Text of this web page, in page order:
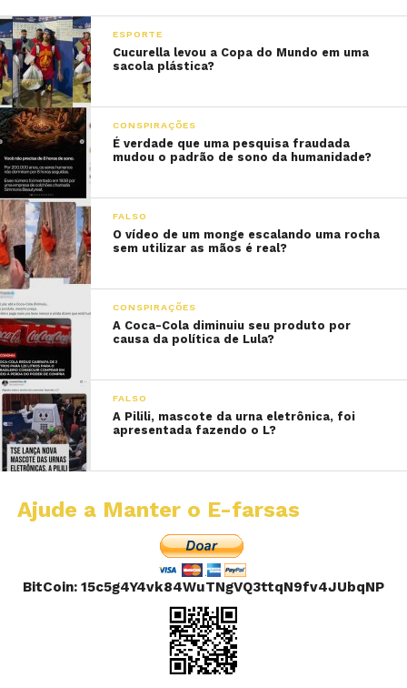
ESPORTE
Cucurella levou a Copa do Mundo em uma
sacola plástica?
CONSPIRAÇÕES
É verdade que uma pesquisa fraudada
mudou o padrão de sono da humanidade?
FALSO
O vídeo de um monge escalando uma rocha
sem utilizar as mãos é real?
CONSPIRAÇÕES
A Coca-Cola diminuiu seu produto por
causa da política de Lula?
FALSO
A Pilili, mascote da urna eletrônica, foi
apresentada fazendo o L?
Ajude a Manter o E-farsas
BitCoin: 15c5g4Y4vk84WuTNgVQ3ttqN9fv4JUbqNP